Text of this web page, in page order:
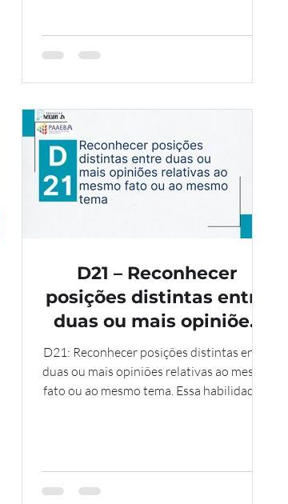
mensagens que utilizam recursos gráficos
diversos, e saber interpretá-los é crucial
D21 – Reconhecer
posições distintas entre
duas ou mais opiniões
relativas ao mesmo fato
ou ao mesmo tema - 9
ano
D21: Reconhecer posições distintas entre
duas ou mais opiniões relativas ao mesmo
fato ou ao mesmo tema. Essa habilidade é